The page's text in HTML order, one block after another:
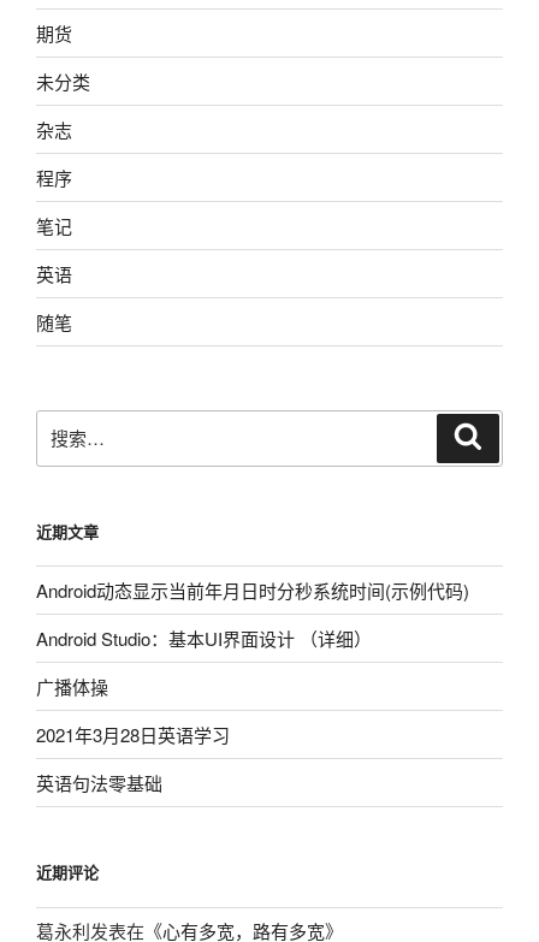
期货
未分类
杂志
程序
笔记
英语
随笔
搜
索：
近期文章
Android动态显示当前年月日时分秒系统时间(示例代码)
Android Studio：基本UI界面设计 （详细）
广播体操
2021年3月28日英语学习
英语句法零基础
近期评论
葛永利发表在《心有多宽，路有多宽》